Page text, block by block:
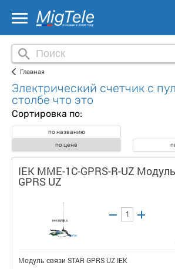
Главная
Электрический счетчик с
столбе что это
Сортировка по:
по названию
по цене
IEK MME-1C-GPRS-R-UZ
GPRS UZ
Модуль связи STAR GPRS UZ IEK